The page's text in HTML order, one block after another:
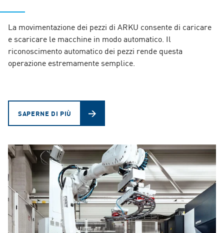
La movimentazione dei pezzi di ARKU consente di caricare
e scaricare le macchine in modo automatico. Il
riconoscimento automatico dei pezzi rende questa
operazione estremamente semplice.
SAPERNE DI PIÙ